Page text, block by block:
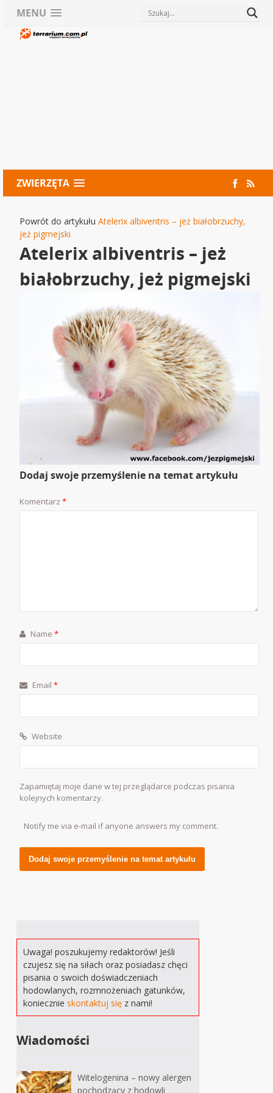
MENU
ZWIERZĘTA
Powrót do artykułuAtelerix albiventris – jeż białobrzuchy,
jeż pigmejski
Atelerix albiventris – jeż
białobrzuchy, jeż pigmejski
Dodaj swoje przemyślenie na temat artykułu
Komentarz*
Name*
Email*
Website
Zapamiętaj moje dane w tej przeglądarce podczas pisania
kolejnych komentarzy.
Notify me via e-mail if anyone answers my comment.
Uwaga! poszukujemy redaktorów! Jeśli
czujesz się na siłach oraz posiadasz chęci
pisania o swoich doświadczeniach
hodowlanych, rozmnożeniach gatunków,
koniecznieskontaktuj się z nami!
Wiadomości
Witelogenina – nowy alergen
pochodzący z hodowli